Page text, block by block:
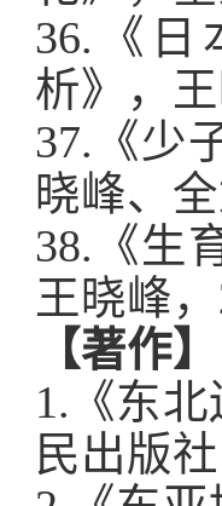
36. 《
析》，
37. 《少
晓峰、
38. 《生
王晓峰，
【著作】
1. 《东
民出版